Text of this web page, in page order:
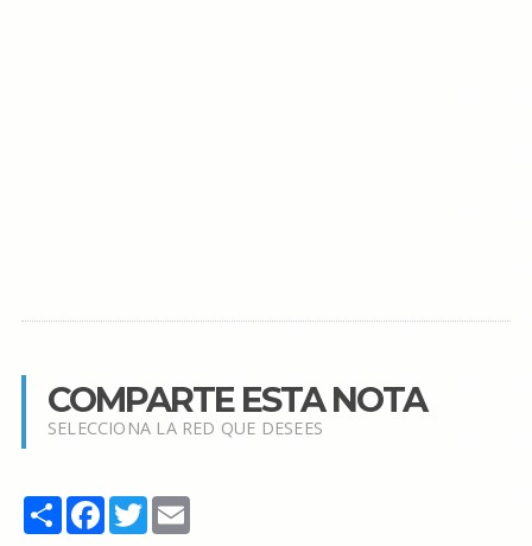
COMPARTE ESTA NOTA
SELECCIONA LA RED QUE DESEES
Share Facebook
TwitterEmail